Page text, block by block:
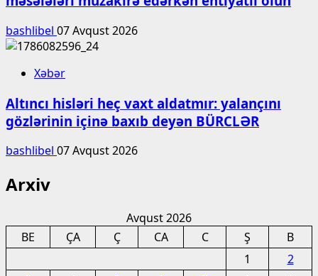
bashlibel 07 Avqust 2026
Xəbər
Altıncı hisləri heç vaxt aldatmır: yalançını
gözlərinin içinə baxıb deyən BÜRCLƏR
bashlibel 07 Avqust 2026
Arxiv
Avqust 2026
BE
ÇA Ç CA C Ş
B
1
2